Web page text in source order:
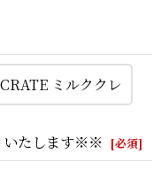
いたします※※ [必須]